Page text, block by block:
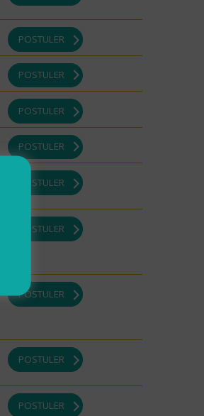
POSTULER
POSTULER
POSTULER
POSTULER
POSTULER
POSTULER
POSTULER
POSTULER
POSTULER